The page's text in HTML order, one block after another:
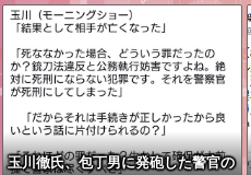
玉川徹氏、包丁男に発砲した警官の